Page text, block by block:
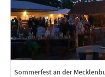
Sommerfest an der